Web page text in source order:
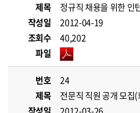
제목
정규직 채용을 위한 인
작성일
2012-04-19
조회수
40,202
파일
번호
24
제목
전문직 직원 공개 모집
작성일
2012-03-26